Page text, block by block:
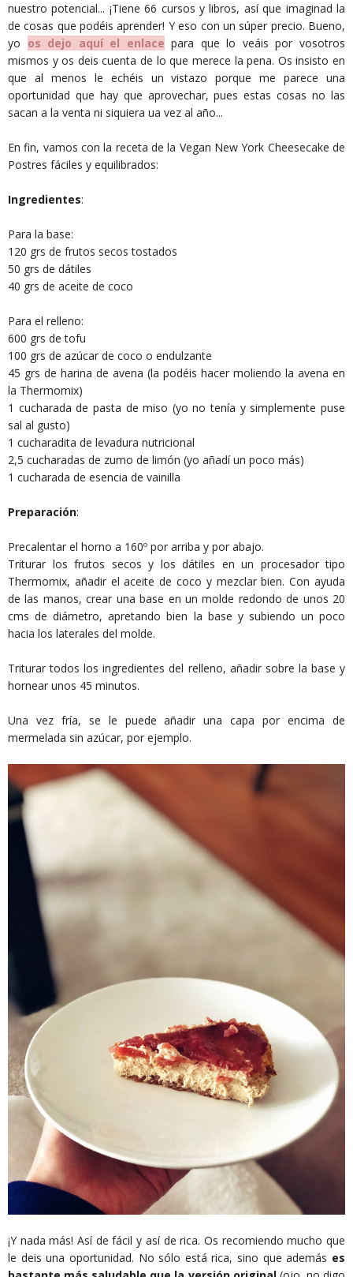
nuestro potencial... ¡Tiene 66 cursos y libros, así que imaginad la
de cosas que podéis aprender! Y eso con un súper precio. Bueno,
yo os dejo aquí el enlace para que lo veáis por vosotros
mismos y os deis cuenta de lo que merece la pena. Os insisto en
que al menos le echéis un vistazo porque me parece una
oportunidad que hay que aprovechar, pues estas cosas no las
sacan a la venta ni siquiera ua vez al año...
En fin, vamos con la receta de la Vegan New York Cheesecake de
Postres fáciles y equilibrados:
Ingredientes:
Para la base:
120 grs de frutos secos tostados
50 grs de dátiles
40 grs de aceite de coco
Para el relleno:
600 grs de tofu
100 grs de azúcar de coco o endulzante
45 grs de harina de avena (la podéis hacer moliendo la avena en
la Thermomix)
1 cucharada de pasta de miso (yo no tenía y simplemente puse
sal al gusto)
1 cucharadita de levadura nutricional
2,5 cucharadas de zumo de limón (yo añadí un poco más)
1 cucharada de esencia de vainilla
Preparación:
Precalentar el horno a 160º por arriba y por abajo.
Triturar los frutos secos y los dátiles en un procesador tipo
Thermomix, añadir el aceite de coco y mezclar bien. Con ayuda
de las manos, crear una base en un molde redondo de unos 20
cms de diámetro, apretando bien la base y subiendo un poco
hacia los laterales del molde.
Triturar todos los ingredientes del relleno, añadir sobre la base y
hornear unos 45 minutos.
Una vez fría, se le puede añadir una capa por encima de
mermelada sin azúcar, por ejemplo.
¡Y nada más! Así de fácil y así de rica. Os recomiendo mucho que
le deis una oportunidad. No sólo está rica, sino que además es